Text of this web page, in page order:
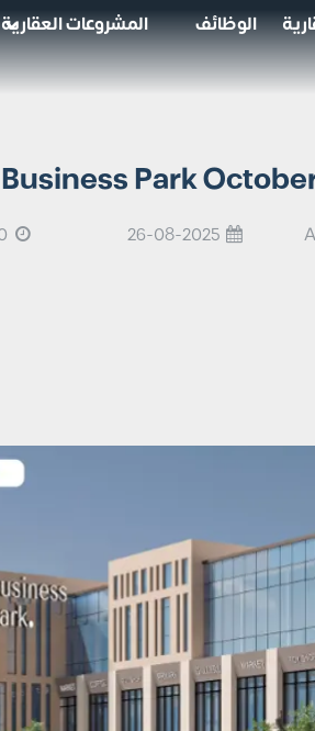
الوظائف المشروعات العقارية
26-08-2025